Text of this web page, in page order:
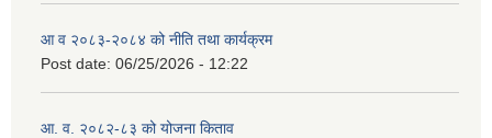
आ व २०८३-२०८४ को नीति तथा कार्यक्रम
Post date: 06/25/2026 - 12:22
आ. व. २०८२-८३ को योजना किताव